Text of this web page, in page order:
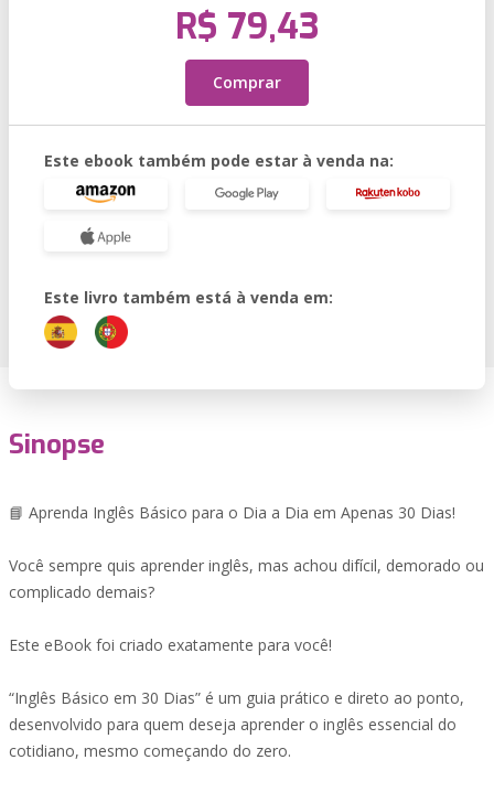
R$ 79,43
Comprar
Este ebook também pode estar à venda na:
Este livro também está à venda em:
Sinopse
📘 Aprenda Inglês Básico para o Dia a Dia em Apenas 30 Dias!
Você sempre quis aprender inglês, mas achou difícil, demorado ou
complicado demais?
Este eBook foi criado exatamente para você!
“Inglês Básico em 30 Dias” é um guia prático e direto ao ponto,
desenvolvido para quem deseja aprender o inglês essencial do
cotidiano, mesmo começando do zero.